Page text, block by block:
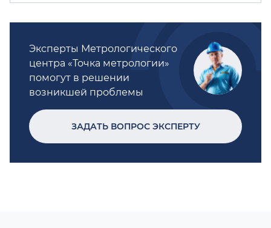
Эксперты Метрологического
центра «Точка метрологии»
помогут в решении
возникшей проблемы
ЗАДАТЬ ВОПРОС ЭКСПЕРТУ